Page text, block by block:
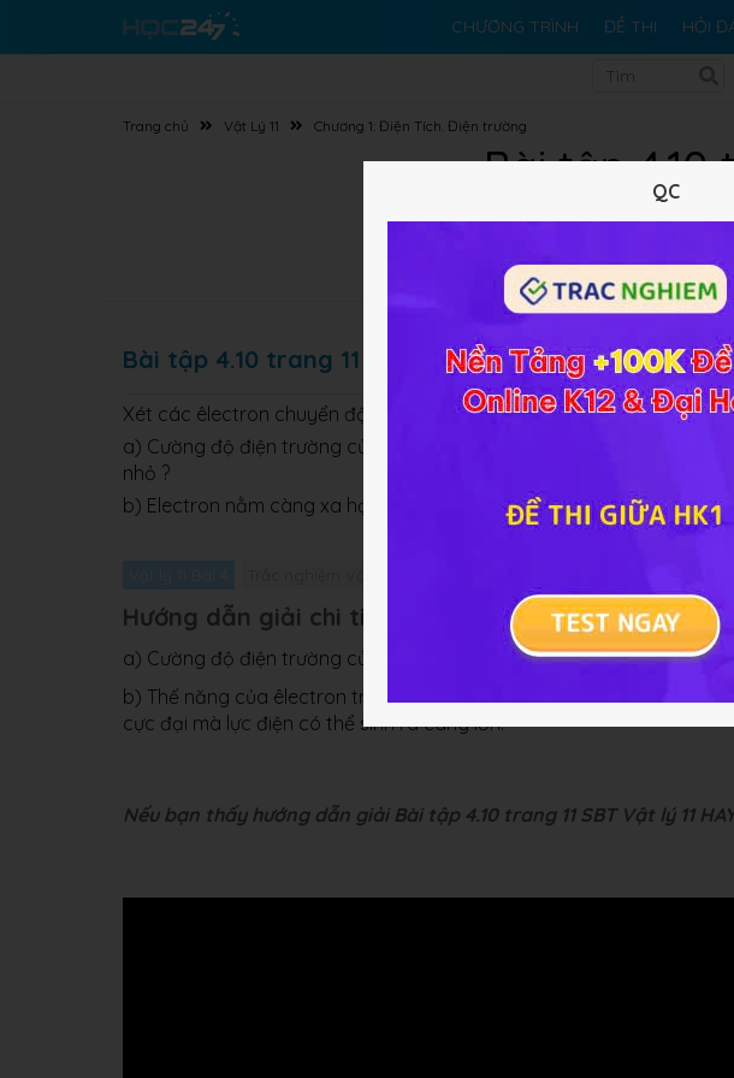
CHƯƠNG TRÌNH ĐỀ THI HỎI
Trang chủ Vật Lý 11 Chương 1: Điện Tích. Điện trường
Bài tập 4.10
10 trắc nghiệm
Lý thuyết 10
Bài tập 4.10 trang 11 SBT Vật lý 11
Xét các êlectron chuyển động quanh hạt nhân của một nguyên tử.
a) Cường độ điện trường của hạt nhân tại vị trí của các êlectron
nhỏ ?
b) Electron nằm càng xa hạt nhân thì có thế năng trong điện
Hướng dẫn giải chi tiết
a) Cường độ điện trường của hạt nhân nguyên tử tại các điểm nằm
b) Thế năng của êlectron trong điện trường của hạt nhân tại các
cực đại mà lực điện có thể sinh ra càng lớn.
Nếu bạn thấy hướng dẫn giải Bài tập 4.10 trang 11 SBT Vật lý 11
QC